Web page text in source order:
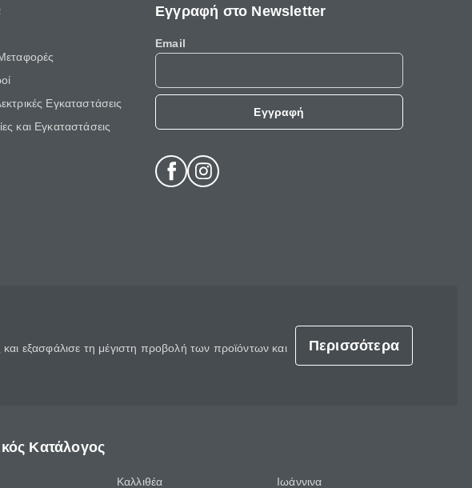
Εγκαταστάσεις
και Εγκαταστάσεις
Εγγραφή στο Newsletter
Email
Εγγραφή
εξασφάλισε τη μέγιστη προβολή των προϊόντων και
Περισσότερα
Κατάλογος
Καλλιθέα Ιωάννινα